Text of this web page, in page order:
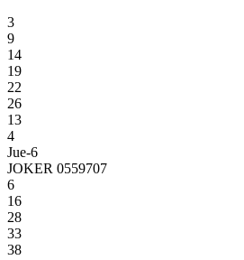
3
9
14
19
22
26
13
4
Jue-6
JOKER 0559707
6
16
28
33
38